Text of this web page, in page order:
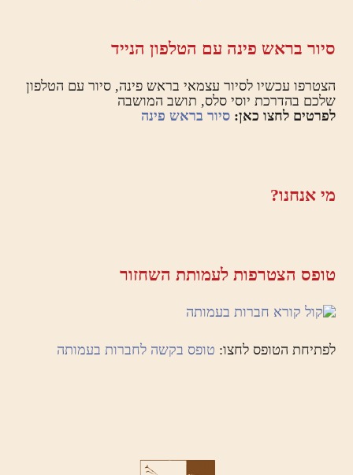
סיור בראש פינה עם הטלפון הנייד
הצטרפו עכשיו לסיור עצמאי בראש פינה, סיור עם הטלפון
שלכם בהדרכת יוסי סלס, תושב המושבה
לפרטים לחצו כאן:סיור בראש פינה
מי אנחנו?
טופס הצטרפות לעמותת השחזור
לפתיחת הטופס לחצו: טופס בקשה לחברות בעמותה